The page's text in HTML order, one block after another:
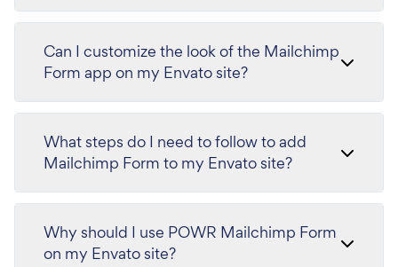
Can I customize the look of the Mailchimp
Form app on my Envato site?
What steps do I need to follow to add
Mailchimp Form to my Envato site?
Why should I use POWR Mailchimp Form
on my Envato site?